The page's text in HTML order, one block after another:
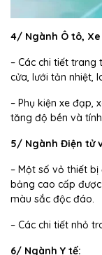
4/ Ngành Ô tô,
– Các chi tiết
cửa, lưới tản nhiệt,
– Phụ kiện xe đạp,
tăng độ bền và
5/ Ngành Điện tử
– Một số vỏ thiết
bảng cao cấp
màu sắc độc đáo.
– Các chi tiết nhỏ
6/ Ngành Y tế: